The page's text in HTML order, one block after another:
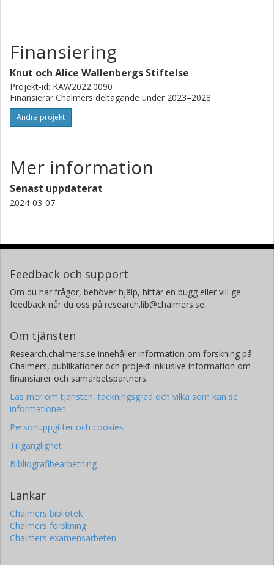
Finansiering
Knut och Alice Wallenbergs Stiftelse
Projekt-id: KAW2022.0090
Finansierar Chalmers deltagande under 2023–2028
Andra projekt
Mer information
Senast uppdaterat
2024-03-07
Feedback och support
Om du har frågor, behöver hjälp, hittar en bugg eller vill ge
feedback når du oss på research.lib@chalmers.se.
Om tjänsten
Research.chalmers.se innehåller information om forskning på
Chalmers, publikationer och projekt inklusive information om
finansiärer och samarbetspartners.
Läs mer om tjänsten, täckningsgrad och vilka som kan se
informationen
Personuppgifter och cookies
Tillgänglighet
Bibliografibearbetning
Länkar
Chalmers bibliotek
Chalmers forskning
Chalmers examensarbeten